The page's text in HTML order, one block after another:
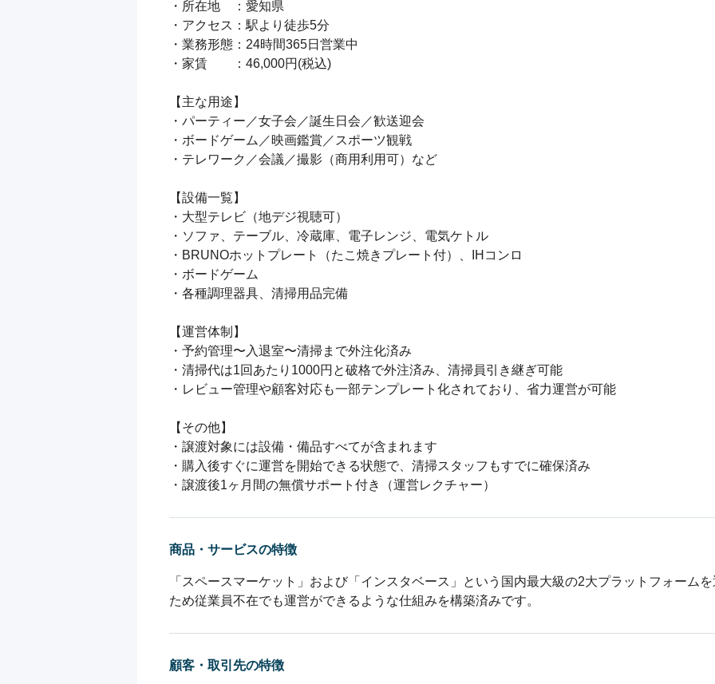
・所在地　：愛知県
・アクセス：駅より徒歩5分
・業務形態：24時間365日営業中
・家賃　　：46,000円(税込)
【主な用途】
・パーティー／女子会／誕生日会／歓送迎会
・ボードゲーム／映画鑑賞／スポーツ観戦
・テレワーク／会議／撮影（商用利用可）など
【設備一覧】
・大型テレビ（地デジ視聴可）
・ソファ、テーブル、冷蔵庫、電子レンジ、電気ケトル
・BRUNOホットプレート（たこ焼きプレート付）、IHコンロ
・ボードゲーム
・各種調理器具、清掃用品完備
【運営体制】
・予約管理〜入退室〜清掃まで外注化済み
・清掃代は1回あたり1000円と破格で外注済み、清掃員引き継ぎ可能
・レビュー管理や顧客対応も一部テンプレート化されており、省力運営が可能
【その他】
・譲渡対象には設備・備品すべてが含まれます
・購入後すぐに運営を開始できる状態で、清掃スタッフもすでに確保済み
・譲渡後1ヶ月間の無償サポート付き（運営レクチャー）
商品・サービスの特徴
「スペースマーケット」および「インスタベース」という国内最大級の2大プラットフォーム
ため従業員不在でも運営ができるような仕組みを構築済みです。
顧客・取引先の特徴